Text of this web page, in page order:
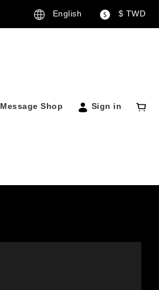
English $ TWD
Message Shop Sign in